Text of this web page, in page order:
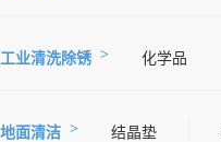
工业清洗除锈 化学品
地面清洁 结晶垫